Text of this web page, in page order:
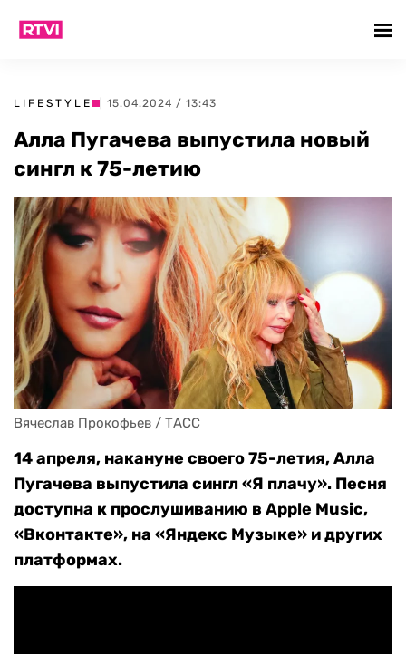
LIFESTYLE | 15.04.2024 / 13:43
Алла Пугачева выпустила новый
сингл к 75-летию
Вячеслав Прокофьев / ТАСС
14 апреля, накануне своего 75-летия, Алла
Пугачева выпустила сингл «Я плачу». Песня
доступна к прослушиванию в Apple Music,
«Вконтакте», на «Яндекс Музыке» и других
платформах.